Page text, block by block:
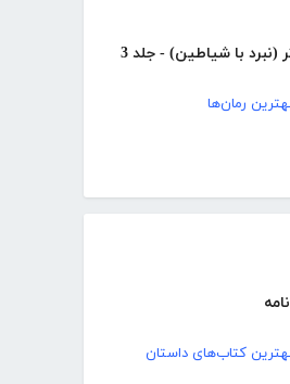
(نبرد با شیاطین) - جلد 3
رمان‌ها
بهترین کتاب‌های داستان